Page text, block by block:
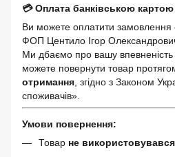
💳 Оплата банківською картою
Ви можете оплатити замовлення
ФОП Центило Ігор
Ми дбаємо про вашу впевненість
можете повернути товар
отримання , згідно з Законом
споживачів».
Умови повернення:
Товар не використовувався